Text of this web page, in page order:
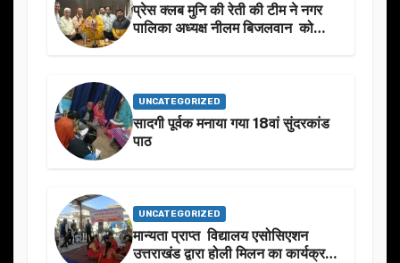
प्रेस क्लब मुनि की रेती की टीम ने नगर
पालिका अध्यक्ष नीलम बिजलवान को
UNCATEGORIZED
सादगी पूर्वक मनाया गया 18वां सुंदरकांड
पाठ
UNCATEGORIZED
मान्यता प्राप्त विद्यालय एसोसिएशन
उत्तराखंड द्वारा होली मिलन का कार्यक्रम